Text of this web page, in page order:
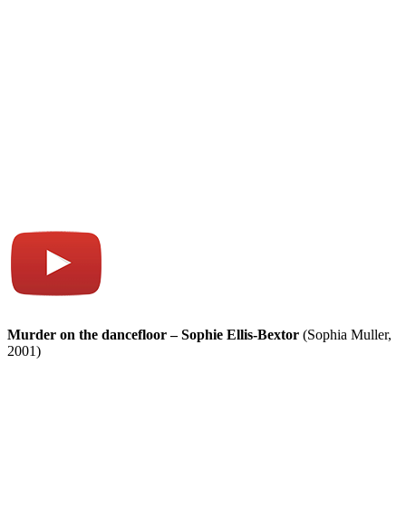
Murder on the dancefloor – Sophie Ellis-Bextor (Sophia Muller,
2001)